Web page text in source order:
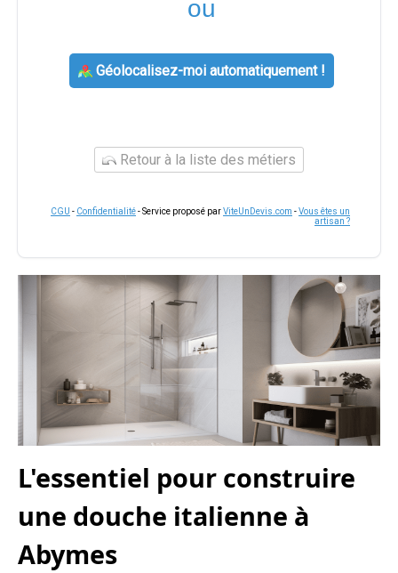
ou
Géolocalisez-moi automatiquement !
Retour à la liste des métiers
CGU - Confidentialité- Service proposé parViteUnDevis.com -Vous êtes un
artisan ?
L'essentiel pour construire
une douche italienne à
Abymes